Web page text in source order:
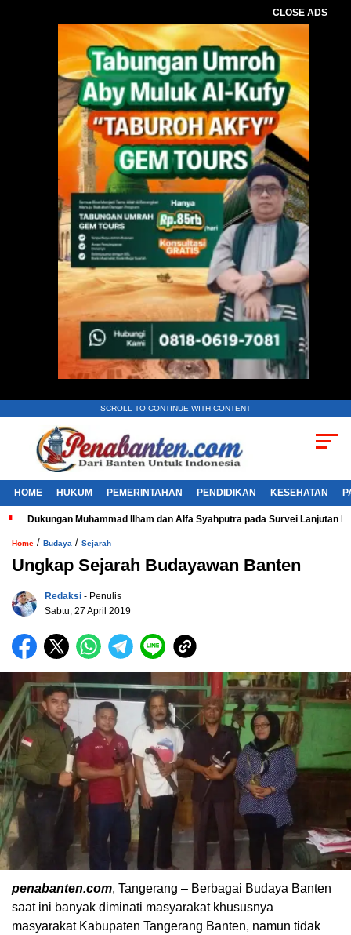
CLOSE ADS
SCROLL TO CONTINUE WITH CONTENT
HOME HUKUM PEMERINTAHAN PENDIDIKAN KESEHATAN
Dukungan Muhammad Ilham dan Alfa Syahputra pada Survei Lanjutan
Home / Budaya / Sejarah
Ungkap Sejarah Budayawan Banten
Redaksi - Penulis
Sabtu, 27 April 2019
penabanten.com, Tangerang – Berbagai Budaya Banten
saat ini banyak diminati masyarakat khususnya
masyarakat Kabupaten Tangerang Banten, namun tidak